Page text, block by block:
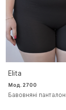
Elita
Мод. 2700
Бавовняні